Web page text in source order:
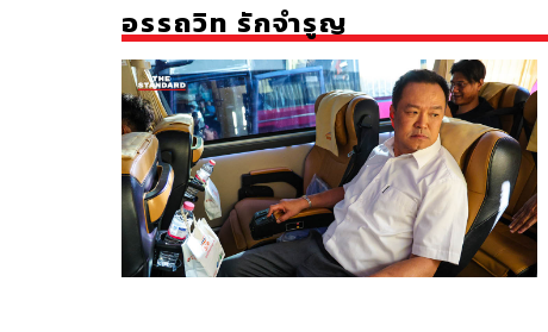
อรรถวิท รักจำรูญ